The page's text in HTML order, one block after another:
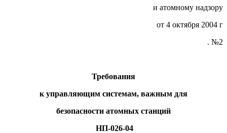
и атомному надзору
от 4 октября 2004 г
. №2
Требования
к управляющим системам, важным для
безопасности атомных станций
НП-026-04